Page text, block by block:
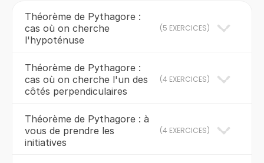
Théorème de Pythagore :
cas où on cherche
l'hypoténuse
(5 EXERCICES)
Théorème de Pythagore :
cas où on cherche l'un des
côtés perpendiculaires
(4 EXERCICES)
Théorème de Pythagore : à
vous de prendre les
initiatives
(4 EXERCICES)